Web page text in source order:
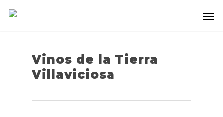
Vinos de la Tierra
Villaviciosa